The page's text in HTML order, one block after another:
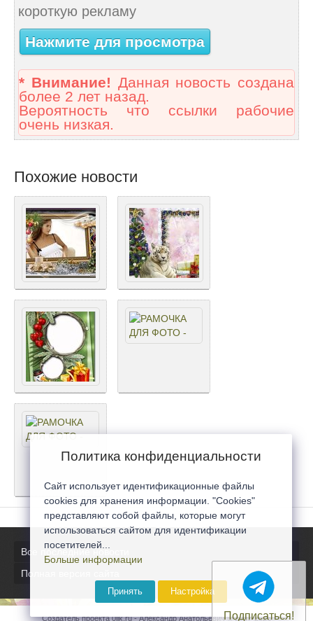
короткую рекламу
Нажмите для просмотра
* Внимание! Данная новость создана
более 2 лет назад.
Вероятность что ссылки рабочие
очень низкая.
Похожие новости
Все последние новости
Полная версия сайта
Создатель проекта 0lik.ru - Александр Анатольевич © 2007-2026
Подписаться!
Политика конфиденциальности
Сайт использует идентификационные файлы
cookies для хранения информации. "Cookies"
представляют собой файлы, которые могут
использоваться сайтом для идентификации
посетителей...
Больше информации
Принять Настройка